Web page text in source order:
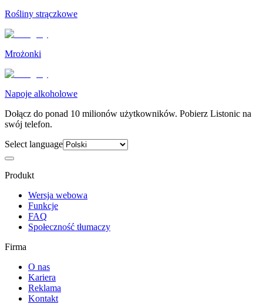
Rośliny strączkowe
Mrożonki
Napoje alkoholowe
Dołącz do ponad 10 milionów użytkowników. Pobierz Listonic na
swój telefon.
Select language
Produkt
Wersja webowa
Funkcje
FAQ
Społeczność tłumaczy
Firma
O nas
Kariera
Reklama
Kontakt